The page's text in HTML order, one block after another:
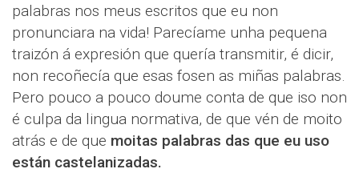
palabras nos meus escritos que eu non
pronunciara na vida! Parecíame unha pequena
traizón á expresión que quería transmitir, é dicir,
non recoñecía que esas fosen as miñas palabras.
Pero pouco a pouco doume conta de que iso non
é culpa da lingua normativa, de que vén de moito
atrás e de que moitas palabras das que eu uso
están castelanizadas.